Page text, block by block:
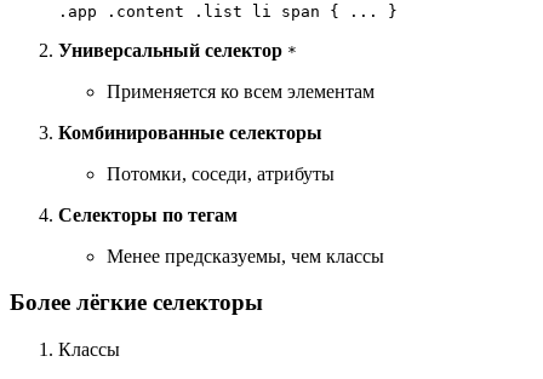
. app . content . list
Универсальный селектор *
Применяется ко всем элементам
Комбинированные селекторы
Потомки, соседи, атрибуты
Селекторы по тегам
Менее предсказуемы, чем классы
Более лёгкие селекторы
Классы